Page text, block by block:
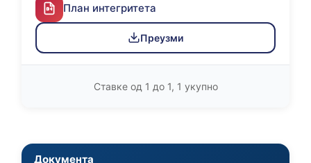
План интегритета
Преузми
Ставке од 1 до 1, 1 укупно
Документа